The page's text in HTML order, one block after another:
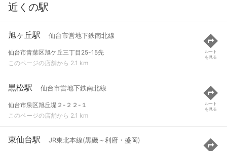
近くの駅
旭ヶ丘駅 仙台市営地下鉄南北線
仙台市青葉区旭ケ丘三丁目25-15先
このページの店舗から 2.1 km
ルート
を見る
黒松駅 仙台市営地下鉄南北線
仙台市泉区旭丘堤２-２２-１
このページの店舗から 2.1 km
ルート
を見る
東仙台駅 JR東北本線(黒磯～利府・盛岡)